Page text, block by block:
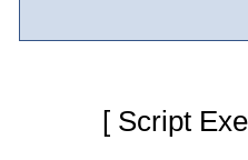
[ Script